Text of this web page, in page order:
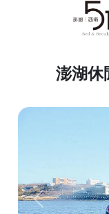
澎湖休
Previous